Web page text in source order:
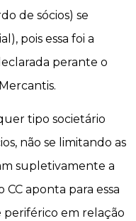
de sócios) se
pois essa foi a
perante o
tipo societário
não se limitando as
supletivamente a
aponta para essa
periférico em relação